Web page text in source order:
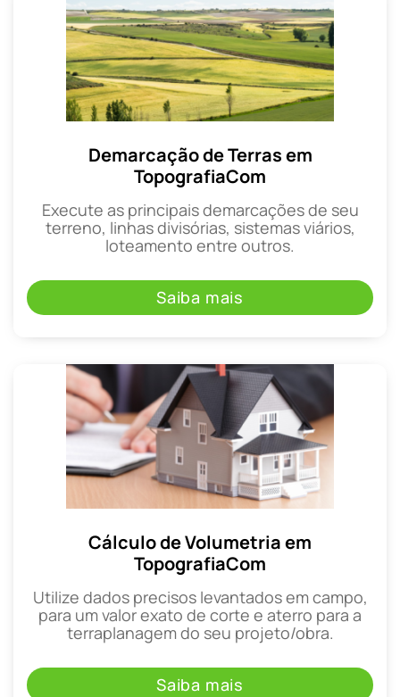
Demarcação de Terras em
TopografiaCom
Execute as principais demarcações de seu
terreno, linhas divisórias, sistemas viários,
loteamento entre outros.
Saiba mais
Cálculo de Volumetria em
TopografiaCom
Utilize dados precisos levantados em campo,
para um valor exato de corte e aterro para a
terraplanagem do seu projeto/obra.
Saiba mais